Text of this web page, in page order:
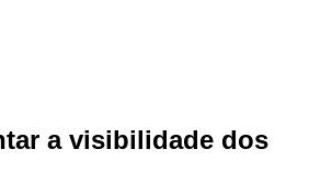
a visibilidade dos